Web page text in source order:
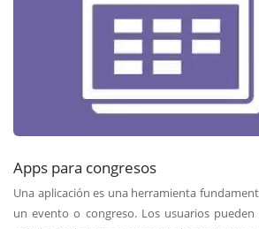
Apps para congresos
Una aplicación es una herramienta
un evento o congreso. Los usuarios